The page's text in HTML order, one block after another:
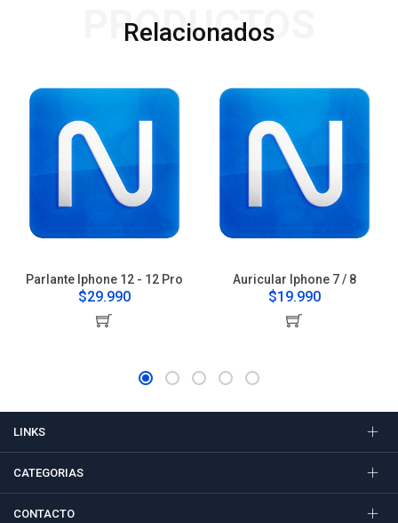
Relacionados
PRODUCTOS
Parlante Iphone 12 - 12 Pro
$29.990
Auricular Iphone 7 / 8
$19.990
LINKS
CATEGORIAS
CONTACTO